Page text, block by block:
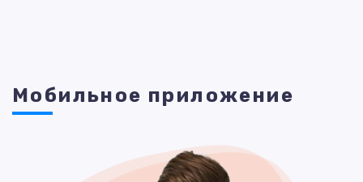
Мобильное приложение